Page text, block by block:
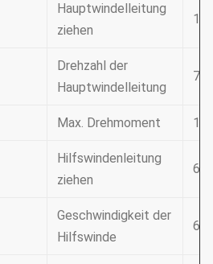
Hauptwindelleitung
ziehen
Drehzahl der
Hauptwindelleitung
78
Max. Drehmoment
Hilfswindenleitung
ziehen
60
Geschwindigkeit der
Hilfswinde
60